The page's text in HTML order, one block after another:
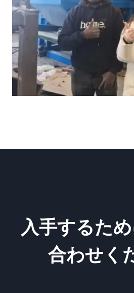
入手するた
合わせく